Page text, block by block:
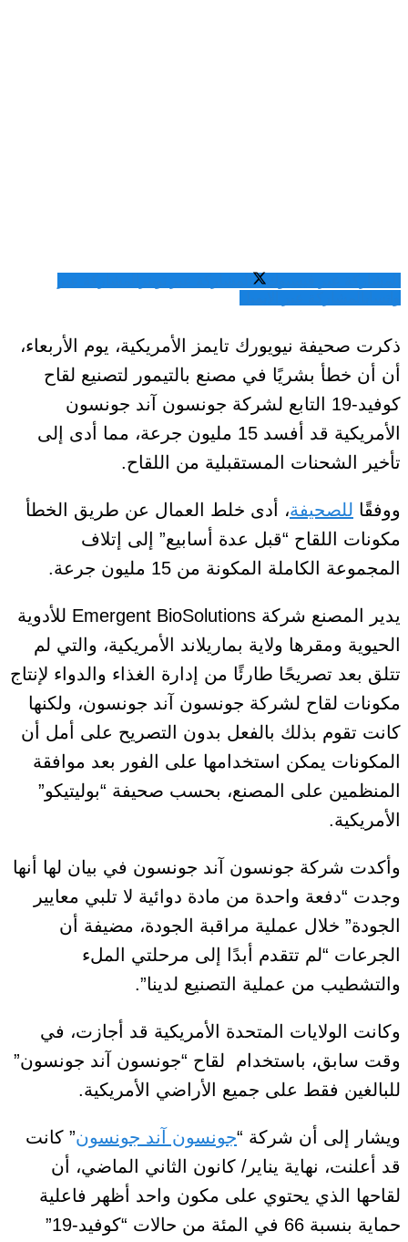
ذكرت صحيفة نيويورك تايمز الأمريكية، يوم الأربعاء،
أن أن خطأ بشريًا في مصنع بالتيمور لتصنيع لقاح
كوفيد-19 التابع لشركة جونسون آند جونسون
الأمريكية قد أفسد 15 مليون جرعة، مما أدى إلى
تأخير الشحنات المستقبلية من اللقاح.
ووفقًا للصحيفة، أدى خلط العمال عن طريق الخطأ
مكونات اللقاح “قبل عدة أسابيع” إلى إتلاف
المجموعة الكاملة المكونة من 15 مليون جرعة.
يدير المصنع شركة Emergent BioSolutions للأدوية
الحيوية ومقرها ولاية بماريلاند الأمريكية، والتي لم
تتلق بعد تصريحًا طارئًا من إدارة الغذاء والدواء لإنتاج
مكونات لقاح لشركة جونسون آند جونسون، ولكنها
كانت تقوم بذلك بالفعل بدون التصريح على أمل أن
المكونات يمكن استخدامها على الفور بعد موافقة
المنظمين على المصنع، بحسب صحيفة “بوليتيكو”
الأمريكية.
وأكدت شركة جونسون آند جونسون في بيان لها أنها
وجدت “دفعة واحدة من مادة دوائية لا تلبي معايير
الجودة” خلال عملية مراقبة الجودة، مضيفة أن
الجرعات “لم تتقدم أبدًا إلى مرحلتي الملء
والتشطيب من عملية التصنيع لدينا”.
وكانت الولايات المتحدة الأمريكية قد أجازت، في
وقت سابق، باستخدام لقاح “جونسون آند جونسون”
للبالغين فقط على جميع الأراضي الأمريكية.
ويشار إلى أن شركة “جونسون آند جونسون” كانت
قد أعلنت، نهاية يناير/ كانون الثاني الماضي، أن
لقاحها الذي يحتوي على مكون واحد أظهر فاعلية
حماية بنسبة 66 في المئة من حالات “كوفيد-19”